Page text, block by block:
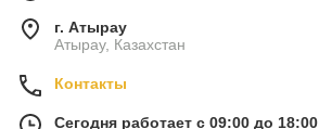
г. Атырау
Атырау, Казахстан
Контакты
Сегодня работает с 09:00 до 18:00